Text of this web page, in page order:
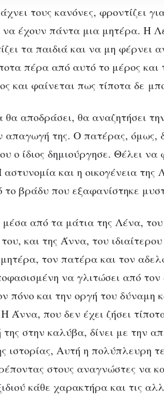
παιδί,
και
τους κανόνες, φροντίζει
να έχουν πάντα μια μητέρα. Η
τα παιδιά και να μη φέρνει
πέρα από αυτό το μέρος
και φαίνεται πως τίποτα δε
αποδράσει, θα αναζητήσει
απαγωγή της. Ο πατέρας, όμως,
ο ίδιος δημιούργησε. Θέλει
και η οικογένεια
το βράδυ που εξαφανίστηκε
από τα μάτια της Λένα,
και της Άννα, του ιδιαίτερου
τον πατέρα και τον
να γλιτώσει από
πόνο και την οργή του δύναμη
Άννα, που δεν έχει ζήσει
στην καλύβα, δίνει με την
ιστορίας, Αυτή η πολύπλευρη
στους αναγνώστες να
κάθε χαρακτήρα και τις